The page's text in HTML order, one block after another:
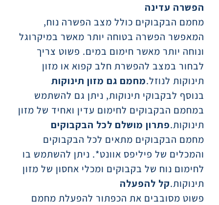
הפשרה עדינה
מחמם הבקבוקים כולל מצב הפשרה נוח,
המאפשר הפשרה בטוחה יותר מאשר במיקרוגל
ונוחה יותר מאשר חימום במים. פשוט צריך
לבחור במצב להפשרת חלב קפוא או מזון
תינוקות לנוזל.מחמם גם מזון תינוקות
בנוסף לבקבוקי תינוקות, ניתן גם להשתמש
במחמם הבקבוקים לחימום עדין ואחיד של מזון
תינוקות.פתרון מושלם לכל הבקבוקים
מחמם הבקבוקים מתאים לכל הבקבוקים
והמכלים של פיליפס אוונט*. ניתן להשתמש בו
לחימום נוח של בקבוקים ומכלי אחסון של מזון
תינוקות.קל להפעלה
פשוט מסובבים את הכפתור להפעלת מחמם